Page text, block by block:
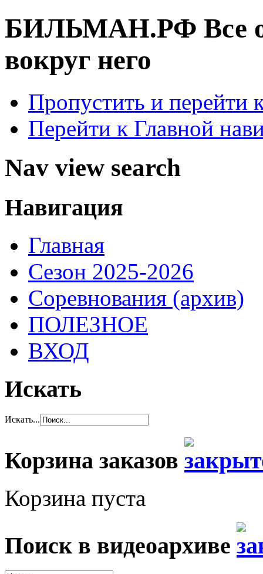
БИЛЬМАН.РФ Все
вокруг него
Пропустить и перейти
Перейти к Главной
Nav view search
Навигация
Главная
Сезон 2025-2026
Соревнования (архив)
ПОЛЕЗНОЕ
ВХОД
Искать
Искать...
Корзина заказов
Корзина пуста
Поиск в видеоархиве